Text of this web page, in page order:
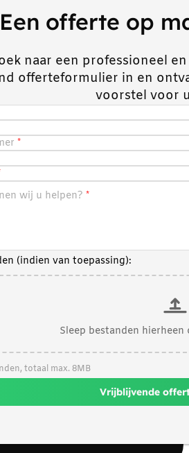
Een offerte op
naar een professioneel
offerteformulier in en
voorstel voor
wij u helpen?
(indien van toepassing):
Sleep bestanden
totaal max. 8MB
Vrijblijvende